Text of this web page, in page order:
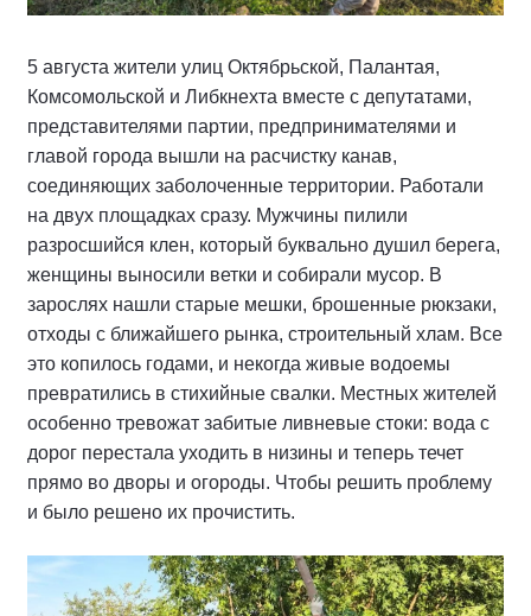
5 августа жители улиц Октябрьской, Палантая,
Комсомольской и Либкнехта вместе с депутатами,
представителями партии, предпринимателями и
главой города вышли на расчистку канав,
соединяющих заболоченные территории. Работали
на двух площадках сразу. Мужчины пилили
разросшийся клен, который буквально душил берега,
женщины выносили ветки и собирали мусор. В
зарослях нашли старые мешки, брошенные рюкзаки,
отходы с ближайшего рынка, строительный хлам. Все
это копилось годами, и некогда живые водоемы
превратились в стихийные свалки. Местных жителей
особенно тревожат забитые ливневые стоки: вода с
дорог перестала уходить в низины и теперь течет
прямо во дворы и огороды. Чтобы решить проблему
и было решено их прочистить.